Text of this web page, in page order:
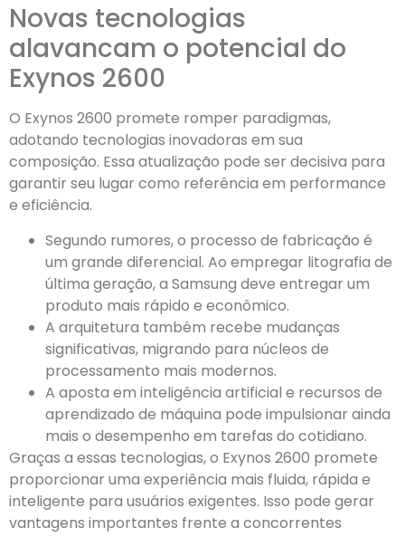
Novas tecnologias
alavancam o potencial do
Exynos 2600
O Exynos 2600 promete romper paradigmas,
adotando tecnologias inovadoras em sua
composição. Essa atualização pode ser decisiva para
garantir seu lugar como referência em performance
e eficiência.
Segundo rumores, o processo de fabricação é
um grande diferencial. Ao empregar litografia de
última geração, a Samsung deve entregar um
produto mais rápido e econômico.
A arquitetura também recebe mudanças
significativas, migrando para núcleos de
processamento mais modernos.
A aposta em inteligência artificial e recursos de
aprendizado de máquina pode impulsionar ainda
mais o desempenho em tarefas do cotidiano.
Graças a essas tecnologias, o Exynos 2600 promete
proporcionar uma experiência mais fluida, rápida e
inteligente para usuários exigentes. Isso pode gerar
vantagens importantes frente a concorrentes